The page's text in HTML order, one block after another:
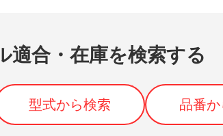
適合・在庫を検索する
型式から検索 品番